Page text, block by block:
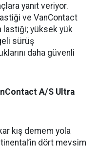
yanıt veriyor.
ve VanContact
lastiği; yüksek yük
sürüş
daha güvenli
A/S Ultra
kış demem yola
dört mevsim